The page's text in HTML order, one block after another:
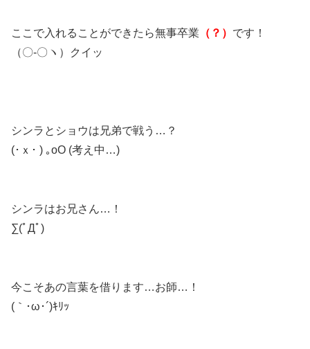
ここで入れることができたら無事卒業 （？） です！
（〇-〇ヽ）クイッ
シンラとショウは兄弟で戦う…？
(･ｘ･ ) ｡oO (考え中…)
シンラはお兄さん…！
∑(ﾟДﾟ)
今こそあの言葉を借ります…お師…！
(｀･ω･´)ｷﾘｯ